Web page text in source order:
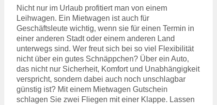
Nicht nur im Urlaub profitiert man von einem
Leihwagen. Ein Mietwagen ist auch für
Geschäftsleute wichtig, wenn sie für einen Termin in
einer anderen Stadt oder einem anderen Land
unterwegs sind. Wer freut sich bei so viel Flexibilität
nicht über ein gutes Schnäppchen? Über ein Auto,
das nicht nur Sicherheit, Komfort und Unabhängigkeit
verspricht, sondern dabei auch noch unschlagbar
günstig ist? Mit einem Mietwagen Gutschein
schlagen Sie zwei Fliegen mit einer Klappe. Lassen